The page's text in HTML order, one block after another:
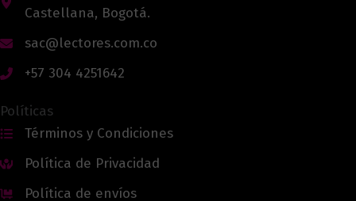
Castellana, Bogotá.
sac@lectores.com.co
+57 304 4251642
Políticas
Términos y Condiciones
Política de Privacidad
Política de envíos